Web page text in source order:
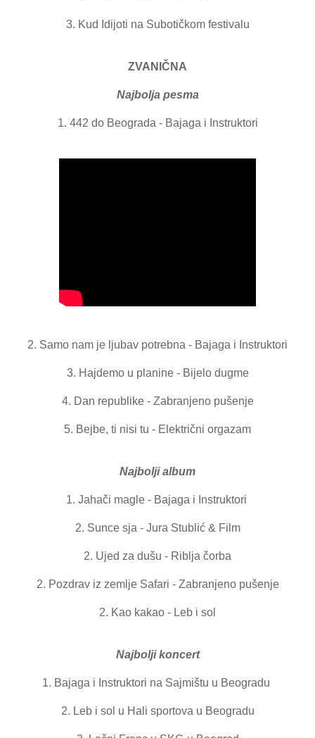
3. Kud Idijoti na Subotičkom festivalu
ZVANIČNA
Najbolja pesma
1. 442 do Beograda - Bajaga i Instruktori
2. Samo nam je ljubav potrebna - Bajaga i Instruktori
3. Hajdemo u planine - Bijelo dugme
4. Dan republike - Zabranjeno pušenje
5. Bejbe, ti nisi tu - Električni orgazam
Najbolji album
1. Jahači magle - Bajaga i Instruktori
2. Sunce sja - Jura Stublić & Film
2. Ujed za dušu - Riblja čorba
2. Pozdrav iz zemlje Safari - Zabranjeno pušenje
2. Kao kakao - Leb i sol
Najbolji koncert
1. Bajaga i Instruktori na Sajmištu u Beogradu
2. Leb i sol u Hali sportova u Beogradu